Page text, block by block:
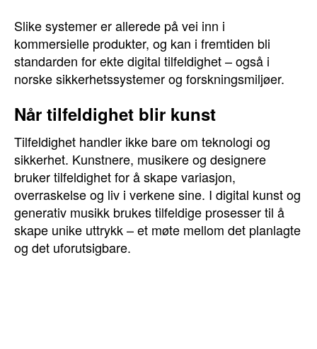
Slike systemer er allerede på vei inn i
kommersielle produkter, og kan i fremtiden bli
standarden for ekte digital tilfeldighet – også i
norske sikkerhetssystemer og forskningsmiljøer.
Når tilfeldighet blir kunst
Tilfeldighet handler ikke bare om teknologi og
sikkerhet. Kunstnere, musikere og designere
bruker tilfeldighet for å skape variasjon,
overraskelse og liv i verkene sine. I digital kunst og
generativ musikk brukes tilfeldige prosesser til å
skape unike uttrykk – et møte mellom det planlagte
og det uforutsigbare.